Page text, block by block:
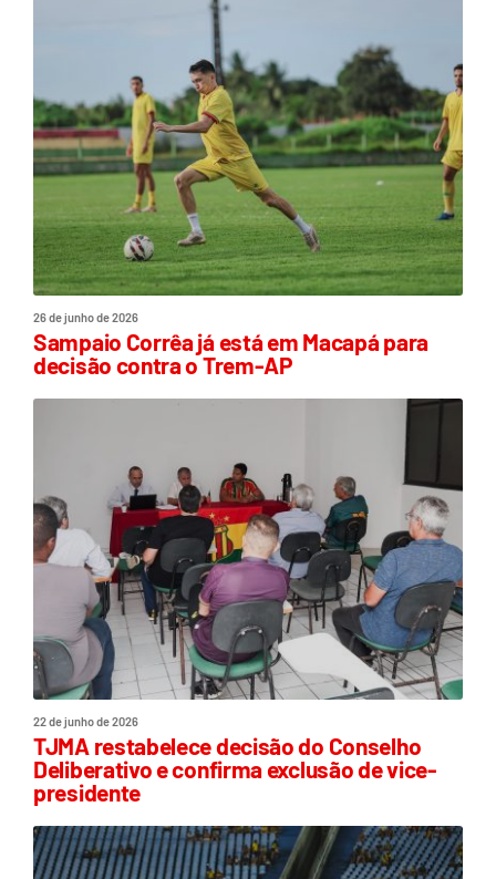
26 de junho de 2026
Sampaio Corrêa já está em Macapá para
decisão contra o Trem-AP
22 de junho de 2026
TJMA restabelece decisão do Conselho
Deliberativo e confirma exclusão de vice-
presidente